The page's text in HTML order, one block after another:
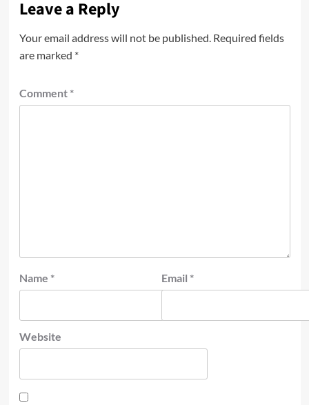
Leave a Reply
Your email address will not be published. Required fields
are marked *
Comment *
Name * Email *
Website